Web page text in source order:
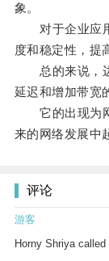
象。
对于企业应用
度和稳定性，提
总的来说，边
延迟和增加带宽
它的出现为网
来的网络发展中
评论
游客
Horny Shriya called